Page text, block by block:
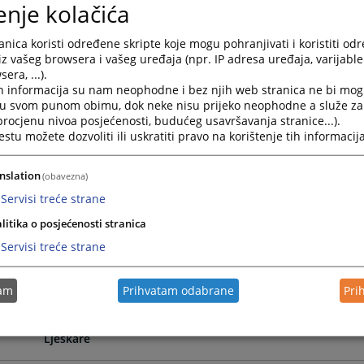
Zakljucen likvidacioni postupak po službenoj dužnosti
Grad p.o.
Pokrenut postupak likvidacije po službenoj dužnosti nad
Pokrenut postupak likvidacije po službenoj dužnosti nad
Dubica
Pokrenut postupak likvidacije po službenoj dužnosti
Dubica
Pokrenut postupak likvidacije po službenoj dužnosti
Pokrenut postupak likvidacije po službenoj dužnosti nad
Ljeskare
kolačića
koristi određene skripte koje mogu pohranjivati i koristiti
vašeg browsera i vašeg uređaja (npr. IP adresa uređaja,
...).
informacija su nam neophodne i bez njih web stranica ne bi
svom punom obimu, dok neke nisu prijeko neophodne a služe
nivoa posjećenosti, budućeg usavršavanja stranice...).
možete dozvoliti ili uskratiti pravo na korištenje tih
(obavezna)
Servisi treće strane
o posjećenosti stranica
Servisi treće strane
Prihvatam odabrane